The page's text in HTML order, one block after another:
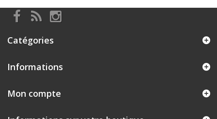
Catégories
Informations
Mon compte